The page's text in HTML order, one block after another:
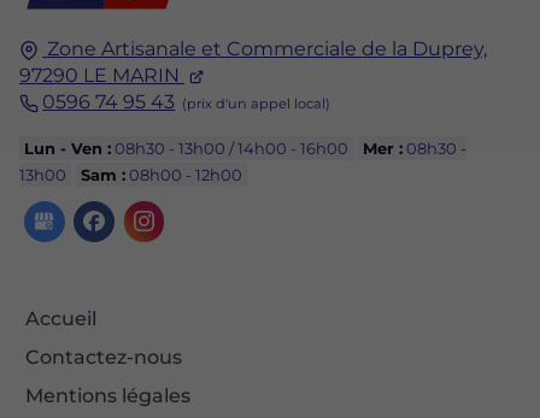
Zone Artisanale et Commerciale de la Duprey,
97290 LE MARIN
0596 74 95 43
Lun - Ven :08h30 - 13h00 / 14h00 - 16h00 Mer :08h30 -
13h00
Sam :08h00 - 12h00
Accueil
Contactez-nous
Mentions légales